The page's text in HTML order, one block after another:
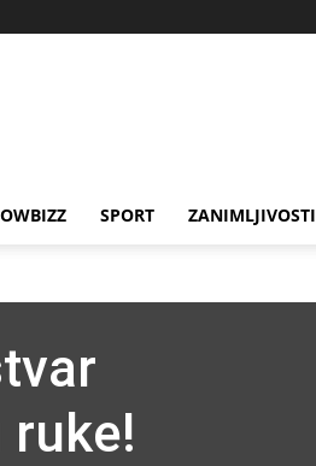
SPORT ZANIMLJIVOSTI